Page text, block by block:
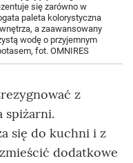
się zarówno w
paleta kolorystyczna
a zaawansowany
wodę o przyjemnym
fot. OMNIRES
z
spiżarni.
się do kuchni i z
dodatkowe